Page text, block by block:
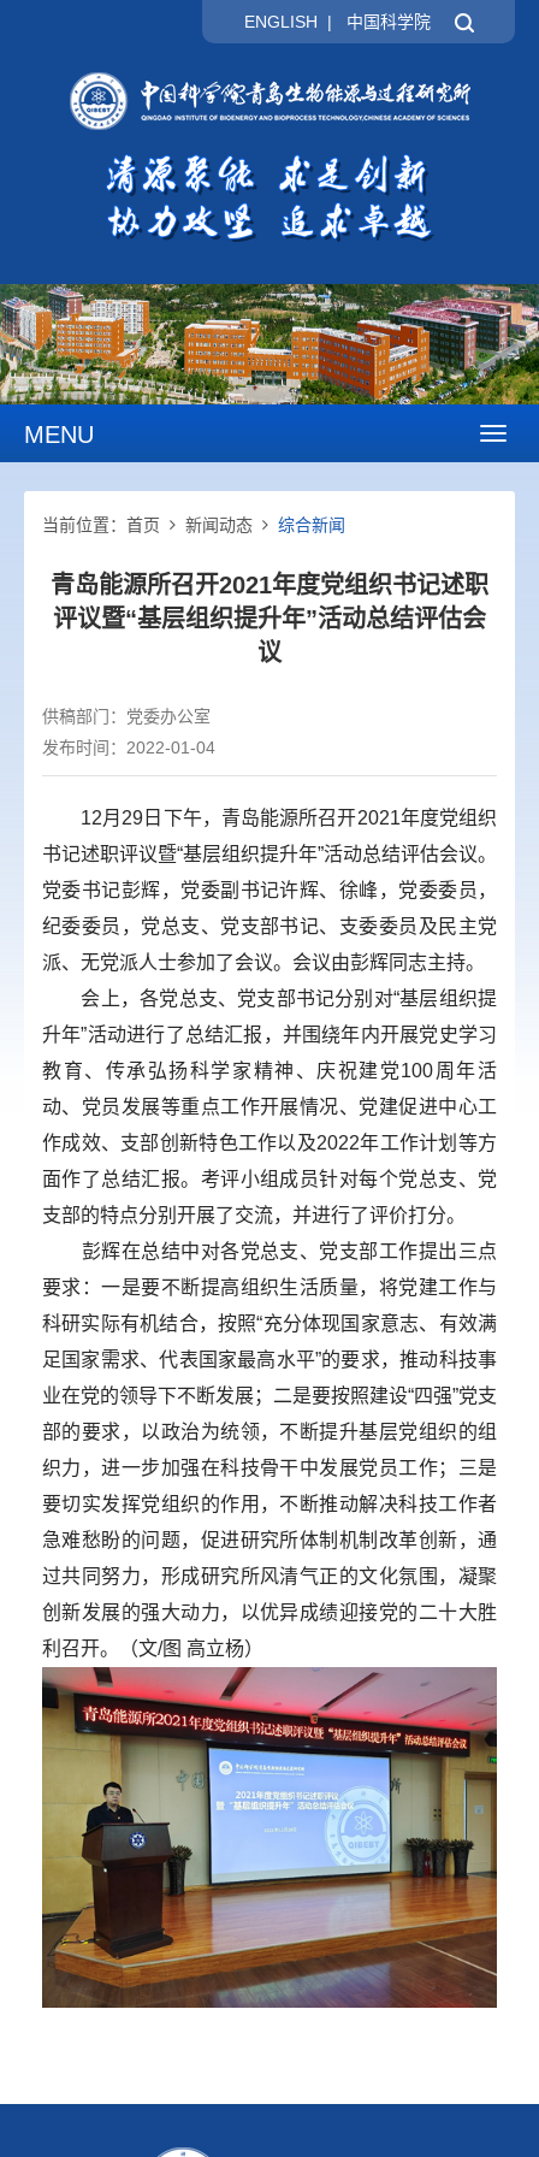
ENGLISH | 中国科学院
MENU
当前位置： 首页 新闻动态 综合新闻
青岛能源所召开2021年度党组织书记述职
评议暨“基层组织提升年”活动总结评估会
议
供稿部门： 党委办公室
发布时间：2022-01-04
12月29日下午，青岛能源所召开2021年度党组织
书记述职评议暨“基层组织提升年”活动总结评估会议。
党委书记彭辉，党委副书记许辉、徐峰，党委委员，
纪委委员，党总支、党支部书记、支委委员及民主党
派、无党派人士参加了会议。会议由彭辉同志主持。
会上，各党总支、党支部书记分别对“基层组织提
升年”活动进行了总结汇报，并围绕年内开展党史学习
教育、传承弘扬科学家精神、庆祝建党100周年活
动、党员发展等重点工作开展情况、党建促进中心工
作成效、支部创新特色工作以及2022年工作计划等方
面作了总结汇报。考评小组成员针对每个党总支、党
支部的特点分别开展了交流，并进行了评价打分。
彭辉在总结中对各党总支、党支部工作提出三点
要求：一是要不断提高组织生活质量，将党建工作与
科研实际有机结合，按照“充分体现国家意志、有效满
足国家需求、代表国家最高水平”的要求，推动科技事
业在党的领导下不断发展；二是要按照建设“四强”党支
部的要求，以政治为统领，不断提升基层党组织的组
织力，进一步加强在科技骨干中发展党员工作；三是
要切实发挥党组织的作用，不断推动解决科技工作者
急难愁盼的问题，促进研究所体制机制改革创新，通
过共同努力，形成研究所风清气正的文化氛围，凝聚
创新发展的强大动力，以优异成绩迎接党的二十大胜
利召开。
（文/图 高立杨）